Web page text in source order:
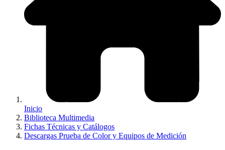
Inicio
Biblioteca Multimedia
Fichas Técnicas y Catálogos
Descargas Prueba de Color y Equipos de Medición